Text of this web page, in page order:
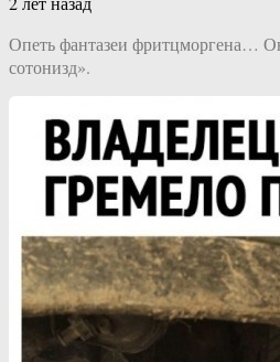
Опеть фантазеи фритцморгена…
сотонизд».